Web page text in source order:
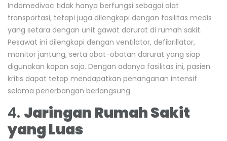
Indomedivac tidak hanya berfungsi sebagai alat
transportasi, tetapi juga dilengkapi dengan fasilitas medis
yang setara dengan unit gawat darurat di rumah sakit.
Pesawat ini dilengkapi dengan ventilator, defibrillator,
monitor jantung, serta obat-obatan darurat yang siap
digunakan kapan saja. Dengan adanya fasilitas ini, pasien
kritis dapat tetap mendapatkan penanganan intensif
selama penerbangan berlangsung.
4. Jaringan Rumah Sakit
yang Luas